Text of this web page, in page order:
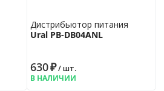
Дистрибьютор питания
Ural PB-DB04ANL
630₽/ шт.
В НАЛИЧИИ